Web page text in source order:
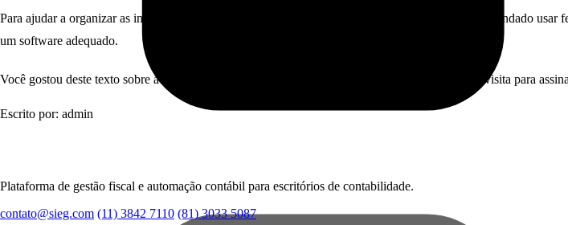
Para ajudar a organizar as informações dos clientes e ter um controle melhor do escritório, é recomendado
um software adequado.
Você gostou deste texto sobre a elaboração de uma proposta de serviços contábeis? Aproveite a visita para
Escrito por: admin
Plataforma de gestão fiscal e automação contábil para escritórios de contabilidade.
contato@sieg.com (11) 3842 7110 (81) 3033 5087